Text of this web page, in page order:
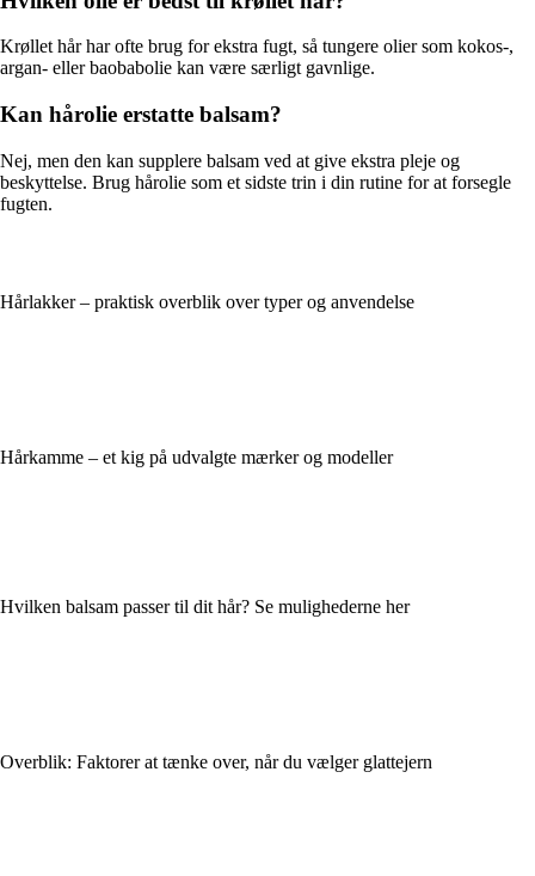
Krøllet hår har ofte brug for ekstra fugt, så tungere olier som kokos-,
argan- eller baobabolie kan være særligt gavnlige.
Kan hårolie erstatte balsam?
Nej, men den kan supplere balsam ved at give ekstra pleje og
beskyttelse. Brug hårolie som et sidste trin i din rutine for at forsegle
fugten.
Hårlakker – praktisk overblik over typer og anvendelse
Hårkamme – et kig på udvalgte mærker og modeller
Hvilken balsam passer til dit hår? Se mulighederne her
Overblik: Faktorer at tænke over, når du vælger glattejern